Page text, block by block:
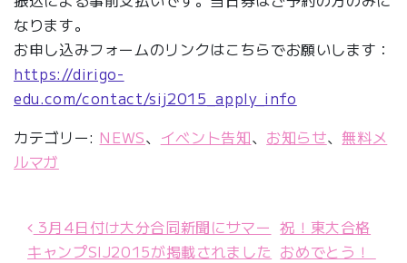
なります。
お申し込みフォームのリンクはこちらでお願いします：
https://dirigo-
edu.com/contact/sij2015_apply_info
カテゴリー: NEWS、 イベント告知、 お知らせ、無料メ
ルマガ
投稿ナビゲーション
3月4日付け大分合同新聞にサマー
キャンプSIJ2015が掲載されました
祝！東大合格
おめでとう！